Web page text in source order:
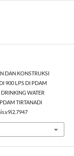
DAN KONSTRUKSI
900 LPS DI PDAM
WATER
TIRTANADI